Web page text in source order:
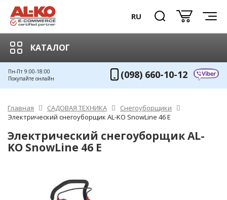
RU
КАТАЛОГ
Пн-Пт 9:00-18:00
Покупайте онлайн
(098) 660-10-12
Главная САДОВАЯ ТЕХНИКА
Снегоуборщики
Электрический снегоуборщик AL-KO SnowLine 46 E
Электрический снегоуборщик AL-
KO SnowLine 46 E